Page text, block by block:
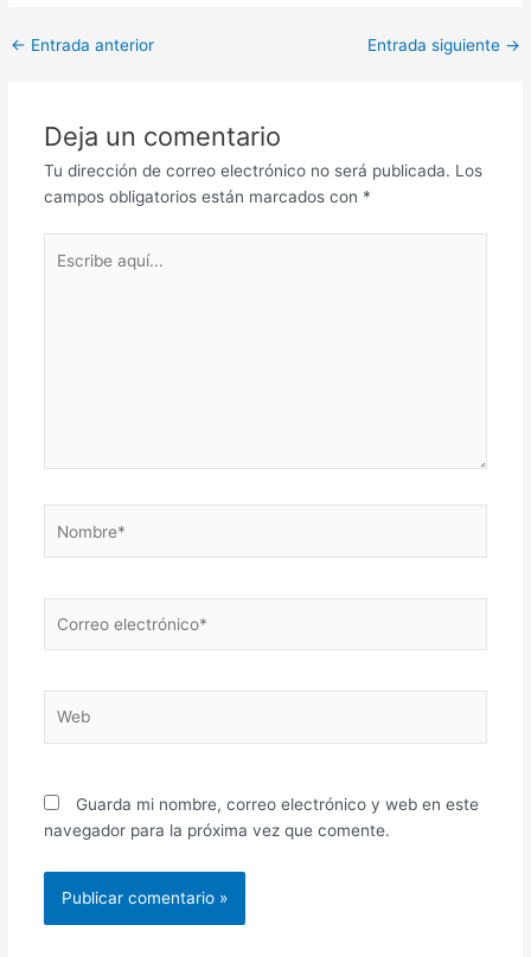
Navegación
← Entrada anterior Entrada siguiente →
Deja un comentario
Tu dirección de correo electrónico no será publicada. Los
campos obligatorios están marcados con *
aquí...
electrónico*
Guarda mi nombre, correo electrónico y web en este
navegador para la próxima vez que comente.